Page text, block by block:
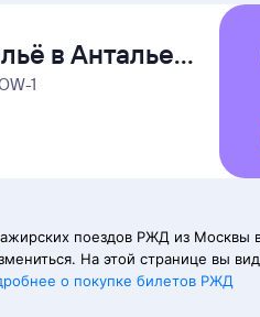
в Анталье
1
поездов РЖД из Москвы
На этой странице вы
о покупке билетов РЖД